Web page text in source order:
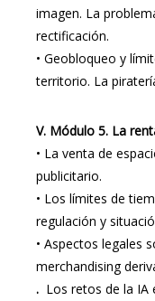
imagen. La
rectificación.
• Geobloqueo y
territorio. La
V. Módulo 5. La
• La venta de
publicitario.
• Los límites de
regulación y
• Aspectos legales
merchandising
. Los retos de la IA